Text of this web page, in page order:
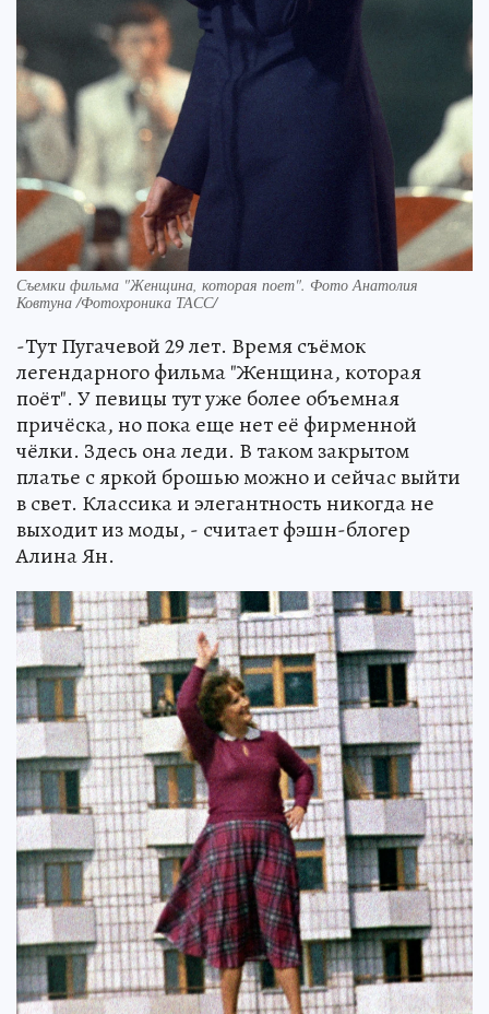
Съемки фильма "Женщина, которая поет". Фото Анатолия
Ковтуна /Фотохроника ТАСС/
-Тут Пугачевой 29 лет. Время съёмок
легендарного фильма "Женщина, которая
поёт". У певицы тут уже более объемная
причёска, но пока еще нет её фирменной
чёлки. Здесь она леди. В таком закрытом
платье с яркой брошью можно и сейчас выйти
в свет. Классика и элегантность никогда не
выходит из моды, - считает фэшн-блогер
Алина Ян.